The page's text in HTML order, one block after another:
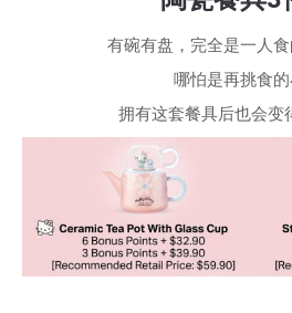
有碗有盘，完全是一人食
哪怕是再挑食
拥有这套餐具后也会变